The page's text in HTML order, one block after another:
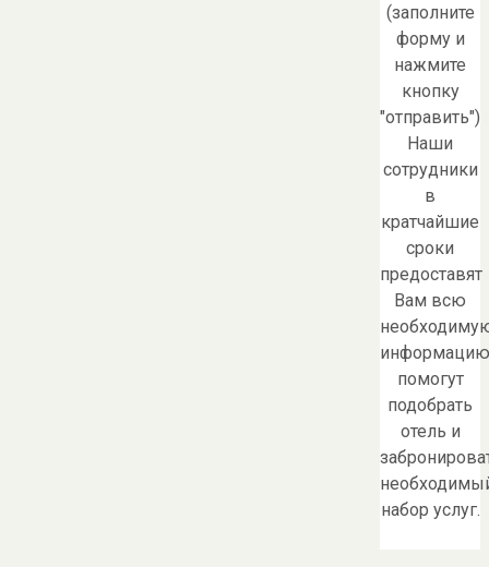
(заполните
форму и
нажмите
кнопку
"отправить")
Наши
сотрудники
в
кратчайшие
сроки
предоставят
Вам всю
помогут
подобрать
отель и
набор услуг.